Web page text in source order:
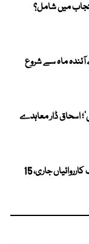
میں شامل؟
آئندہ ماہ سے شروع
اسحاق ڈار معاہدے
بلوچستان میں دہشت گردوں کے خلاف کارروائیاں جاری، 15